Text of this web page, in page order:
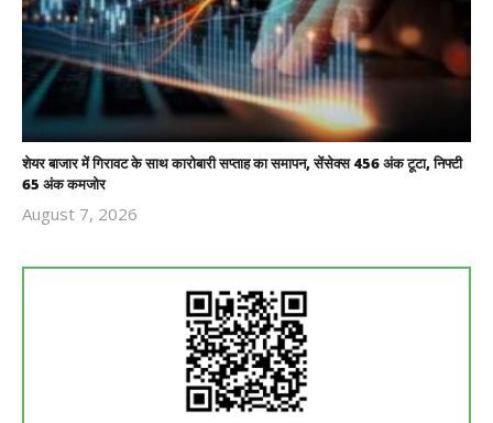
शेयर बाजार में गिरावट के साथ कारोबारी सप्ताह का समापन, सेंसेक्स 456 अंक टूटा, निफ्टी
65 अंक कमजोर
August 7, 2026